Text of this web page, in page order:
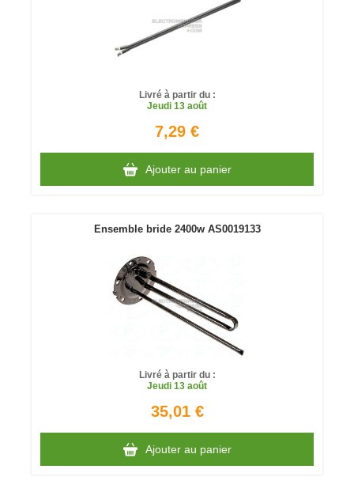
Livré à partir du :
Jeudi 13 août
7,29 €
Ajouter au panier
Ensemble bride 2400w AS0019133
Livré à partir du :
Jeudi 13 août
35,01 €
Ajouter au panier